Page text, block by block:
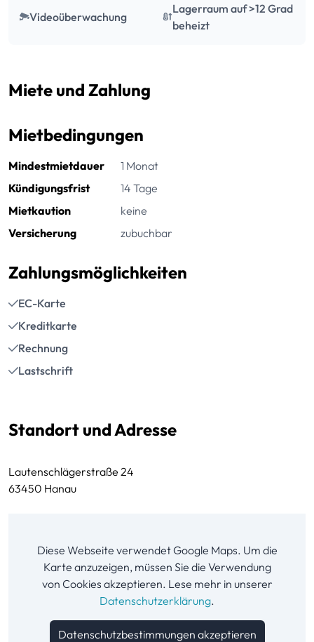
Videoüberwachung
Lagerraum auf >12 Grad
beheizt
Miete und Zahlung
Mietbedingungen
Mindestmietdauer
1 Monat
Kündigungsfrist
14 Tage
Mietkaution
keine
Versicherung
zubuchbar
Zahlungsmöglichkeiten
EC-Karte
Kreditkarte
Rechnung
Lastschrift
Standort und Adresse
Lautenschlägerstraße 24
63450 Hanau
Diese Webseite verwendet Google Maps. Um die
Karte anzuzeigen, müssen Sie die Verwendung
von Cookies akzeptieren. Lese mehr in unserer
Datenschutzerklärung.
Datenschutzbestimmungen akzeptieren